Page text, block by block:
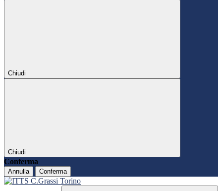
Chiudi
Chiudi
Conferma
Annulla Conferma